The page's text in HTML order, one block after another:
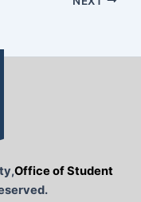
Office of Student